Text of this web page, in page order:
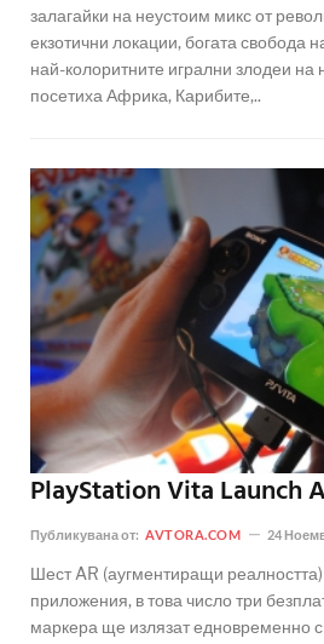
залагайки на неустоим микс от
екзотични локации, богата свобода
най-колоритните игрални злодеи на
посетиха Африка, Карибите,..
PlayStation Vita Launch
Публикувана от: AVTORA.COM 24
Шест AR (аугментиращи реалността)
приложения, в това число три
маркера ще излязат едновременно